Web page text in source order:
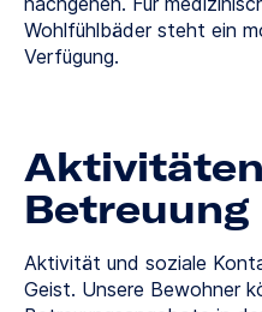
Wohlfühlbäder steht ein
Verfügung.
Betreuung
Aktivität und soziale
Geist. Unsere Bewohner